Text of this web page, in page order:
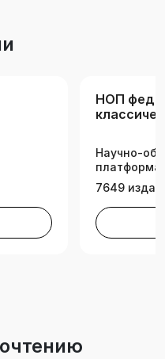
НОП
Научно-
платформа
7649